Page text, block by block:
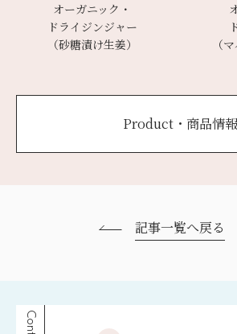
オーガニック・
ドライジンジャー
（砂糖漬け生姜）
（
Product・商品情報
記事一覧へ戻る